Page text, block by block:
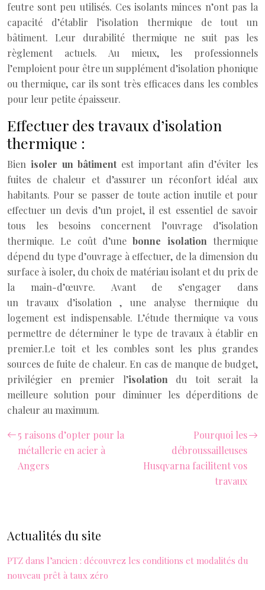
feutre sont peu utilisés. Ces isolants minces n’ont pas la
capacité d’établir l’isolation thermique de tout un
bâtiment. Leur durabilité thermique ne suit pas les
règlement actuels. Au mieux, les professionnels
l’emploient pour être un supplément d’isolation phonique
ou thermique, car ils sont très efficaces dans les combles
pour leur petite épaisseur.
Effectuer des travaux d’isolation
thermique :
Bien isoler un bâtimentest important afin d’éviter les
fuites de chaleur et d’assurer un réconfort idéal aux
habitants. Pour se passer de toute action inutile et pour
effectuer un devis d’un projet, il est essentiel de savoir
tous les besoins concernent l’ouvrage d’isolation
thermique. Le coût d’unebonne isolationthermique
dépend du type d’ouvrage à effectuer, de la dimension du
surface à isoler, du choix de matériau isolant et du prix de
la main-d’œuvre. Avant de s’engager dans
un travaux d’isolation , une analyse thermique du
logement est indispensable. L’étude thermique va vous
permettre de déterminer le type de travaux à établir en
premier.Le toit et les combles sont les plus grandes
sources de fuite de chaleur. En cas de manque de budget,
privilégier en premier l’isolationdu toit serait la
meilleure solution pour diminuer les déperditions de
chaleur au maximum.
5 raisons d’opter pour la
métallerie en acier à
Angers
Pourquoi les
débroussailleuses
Husqvarna facilitent vos
travaux
Actualités du site
PTZ dans l’ancien : découvrez les conditions et modalités du
nouveau prêt à taux zéro